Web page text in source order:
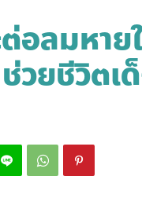
อลมหาย
วยชีวิตเ